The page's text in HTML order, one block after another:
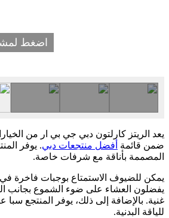
اضغط
يعد الريتز كارلتون دبي جي بي ار من
ضمن قائمة أفضل منتجعات دبي. يوفر
المصممة بأناقة مع شرفات خاصة.
يمكن للضيوف الاستمتاع بوجبات فاخرة في
يفضلون العشاء على ضوء الشموع بجانب
غنية. بالإضافة إلى ذلك، يوفر المنتجع سبا
للياقة البدنية.